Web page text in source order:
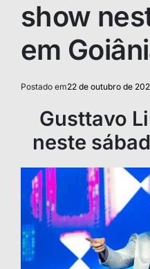
show
em
Postado em22 de outubro de
Gusttavo
neste